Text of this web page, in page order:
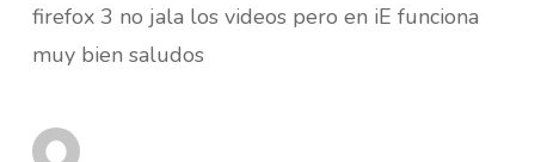
firefox 3 no jala los videos pero en iE funciona
muy bien saludos